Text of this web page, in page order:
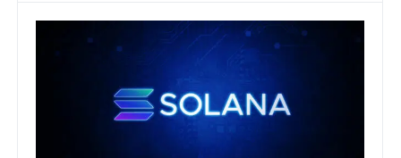
Crypto : L’horloge de la blockchain Solana en retard